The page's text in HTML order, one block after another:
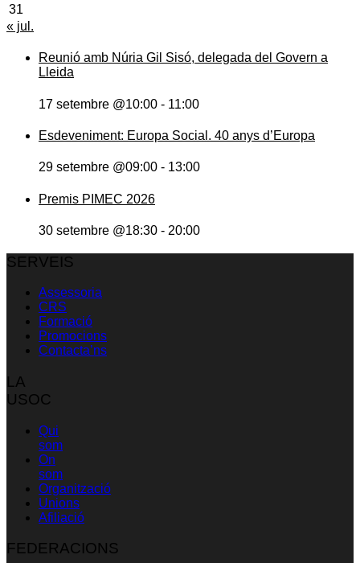
31
« jul.
Reunió amb Núria Gil Sisó, delegada del Govern a
Lleida
17 setembre @10:00 - 11:00
Esdeveniment: Europa Social. 40 anys d’Europa
29 setembre @09:00 - 13:00
Premis PIMEC 2026
30 setembre @18:30 - 20:00
SERVEIS
Assessoria
CRS
Formació
Promocions
Contacta’ns
LA
USOC
Qui
som
On
som
Organització
Unions
Afiliació
FEDERACIONS